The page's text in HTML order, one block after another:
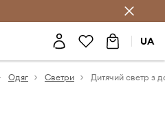
з Answear Club
UA
Одяг Светри